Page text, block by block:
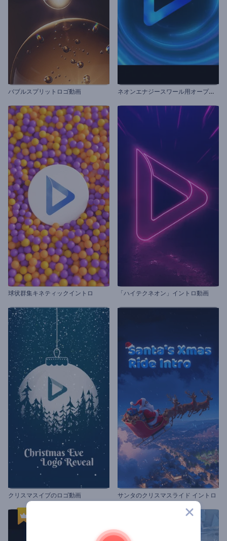
バブルスプリットロゴ動画 ネ
オンエナジースワール用オープニング動画
球状群集キネティックイントロ 「ハイテクネオン」イントロ動画
クリスマスイブのロゴ動画 サンタのクリスマスライド イントロ